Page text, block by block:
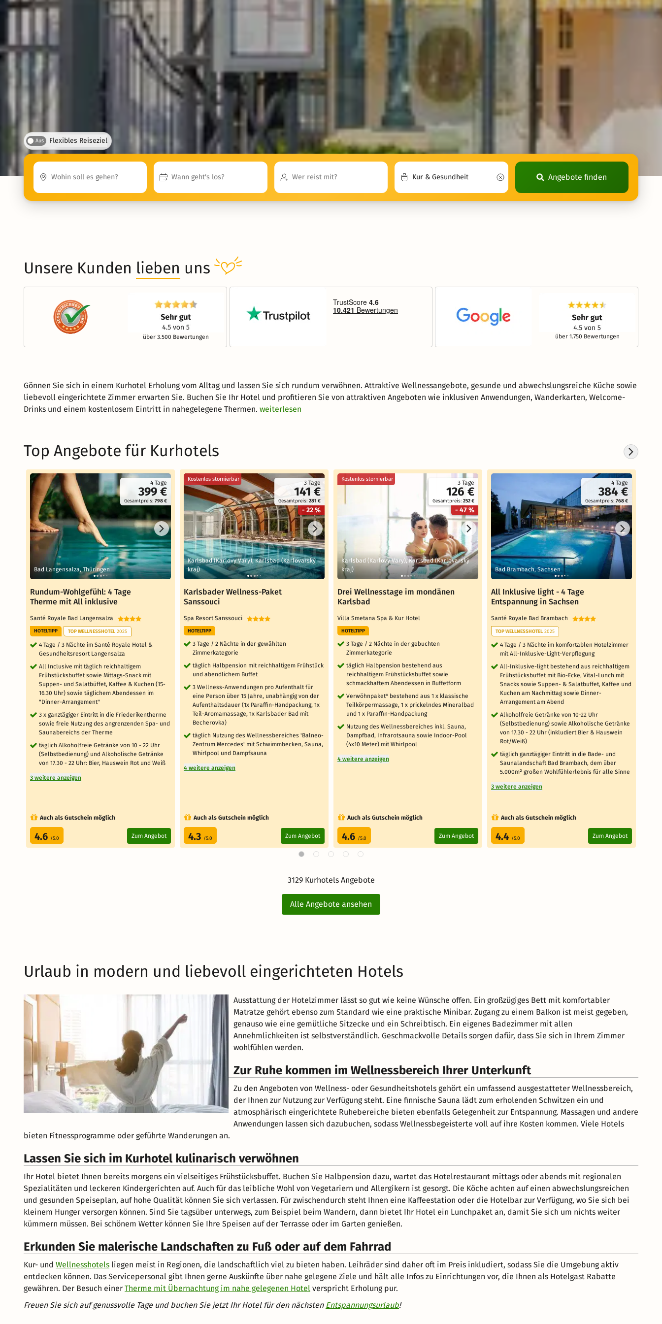
Aus Flexibles Reiseziel
Angebote finden
Unsere Kunden lieben uns
über 3.500 Bewertungen über 1.750 Bewertungen
Gönnen Sie sich in einem Kurhotel Erholung vom Alltag und lassen Sie sich rundum verwöhnen. Attraktive Wellnessangebote, gesunde und abwechslungsreiche Küche sowie
liebevoll eingerichtete Zimmer erwarten Sie. Buchen Sie Ihr Hotel und profitieren Sie von attraktiven Angeboten wie inklusiven Anwendungen, Wanderkarten, Welcome-
Drinks und einem kostenlosem Eintritt in nahegelegene Thermen. weiterlesen
Top Angebote für Kurhotels
4 Tage
399 €
Gesamtpreis: 798 €
Bad Langensalza, Thüringen
Rundum-Wohlgefühl: 4 Tage
Therme mit All inklusive
Santé Royale Bad Langensalza
HOTELTIPP TOP WELLNESSHOTEL 2025
4 Tage / 3 Nächte im Santé Royale Hotel &
Gesundheitsresort Langensalza
All Inclusive mit täglich reichhaltigem
Frühstücksbuffet sowie Mittags-Snack mit
Suppen- und Salatbüffet, Kaffee & Kuchen (15-
16.30 Uhr) sowie täglichem Abendessen im
"Dinner-Arrangement"
3 x ganztägiger Eintritt in die Friederikentherme
sowie freie Nutzung des angrenzenden Spa- und
Saunabereichs der Therme
täglich Alkoholfreie Getränke von 10 - 22 Uhr
(Selbstbedienung) und Alkoholische Getränke
von 17.30 - 22 Uhr: Bier, Hauswein Rot und Weiß
3 weitere anzeigen
Auch als Gutschein möglich
4.6 /5.0 Zum Angebot
3 Tage
141 €
Gesamtpreis: 281 €
- 22 %
Kostenlos stornierbar
Karlsbad (Karlovy Vary), Karlsbad (Karlovarský
kraj)
Karlsbader Wellness-Paket
Sanssouci
Spa Resort Sanssouci
HOTELTIPP
3 Tage / 2 Nächte in der gewählten
Zimmerkategorie
täglich Halbpension mit reichhaltigem Frühstück
und abendlichem Buffet
3 Wellness-Anwendungen pro Aufenthalt für
eine Person über 15 Jahre, unabhängig von der
Aufenthaltsdauer (1x Paraffin-Handpackung, 1x
Teil-Aromamassage, 1x Karlsbader Bad mit
Becherovka)
täglich Nutzung des Wellnessbereiches 'Balneo-
Zentrum Mercedes' mit Schwimmbecken, Sauna,
Whirlpool und Dampfsauna
4 weitere anzeigen
Auch als Gutschein möglich
4.3 /5.0 Zum Angebot
3 Tage
126 €
Gesamtpreis: 252 €
- 47 %
Kostenlos stornierbar
Karlsbad (Karlovy Vary), Karlsbad (Karlovarský
kraj)
Drei Wellnesstage im mondänen
Karlsbad
Villa Smetana Spa & Kur Hotel
HOTELTIPP
3 Tage / 2 Nächte in der gebuchten
Zimmerkategorie
täglich Halbpension bestehend aus
reichhaltigem Frühstücksbuffet sowie
schmackhaftem Abendessen in Buffetform
Verwöhnpaket* bestehend aus 1 x klassische
Teilkörpermassage, 1 x prickelndes Mineralbad
und 1 x Paraffin-Handpackung
Nutzung des Wellnessbereiches inkl. Sauna,
Dampfbad, Infrarotsauna sowie Indoor-Pool
(4x10 Meter) mit Whirlpool
4 weitere anzeigen
Auch als Gutschein möglich
4.6 /5.0 Zum Angebot
4 Tage
384 €
Gesamtpreis: 768 €
Bad Brambach, Sachsen
All Inklusive light - 4 Tage
Entspannung in Sachsen
Santé Royale Bad Brambach
TOP WELLNESSHOTEL 2025
4 Tage / 3 Nächte im komfortablen Hotelzimmer
mit All-Inklusive-Light-Verpflegung
All-Inklusive-light bestehend aus reichhaltigem
Frühstücksbuffet mit Bio-Ecke, Vital-Lunch mit
Snacks sowie Suppen- & Salatbuffet, Kaffee und
Kuchen am Nachmittag sowie Dinner-
Arrangement am Abend
Alkoholfreie Getränke von 10-22 Uhr
(Selbstbedienung) sowie Alkoholische Getränke
von 17.30 - 22 Uhr (inkludiert Bier & Hauswein
Rot/Weiß)
täglich ganztägiger Eintritt in die Bade- und
Saunalandschaft Bad Brambach, dem über
5.000m² großen Wohlfühlerlebnis für alle Sinne
3 weitere anzeigen
Auch als Gutschein möglich
4.4 /5.0 Zum Angebot
3129 Kurhotels Angebote
Alle Angebote ansehen
Urlaub in modern und liebevoll eingerichteten Hotels
Ausstattung der Hotelzimmer lässt so gut wie keine Wünsche offen. Ein großzügiges Bett mit komfortabler
Matratze gehört ebenso zum Standard wie eine praktische Minibar. Zugang zu einem Balkon ist meist gegeben,
genauso wie eine gemütliche Sitzecke und ein Schreibtisch. Ein eigenes Badezimmer mit allen
Annehmlichkeiten ist selbstverständlich. Geschmackvolle Details sorgen dafür, dass Sie sich in Ihrem Zimmer
wohlfühlen werden.
Zur Ruhe kommen im Wellnessbereich Ihrer Unterkunft
Zu den Angeboten von Wellness- oder Gesundheitshotels gehört ein umfassend ausgestatteter Wellnessbereich,
der Ihnen zur Nutzung zur Verfügung steht. Eine finnische Sauna lädt zum erholenden Schwitzen ein und
atmosphärisch eingerichtete Ruhebereiche bieten ebenfalls Gelegenheit zur Entspannung. Massagen und andere
Anwendungen lassen sich dazubuchen, sodass Wellnessbegeisterte voll auf ihre Kosten kommen. Viele Hotels
bieten Fitnessprogramme oder geführte Wanderungen an.
Lassen Sie sich im Kurhotel kulinarisch verwöhnen
Ihr Hotel bietet Ihnen bereits morgens ein vielseitiges Frühstücksbuffet. Buchen Sie Halbpension dazu, wartet das Hotelrestaurant mittags oder abends mit regionalen
Spezialitäten und leckeren Kindergerichten auf. Auch für das leibliche Wohl von Vegetariern und Allergikern ist gesorgt. Die Köche achten auf einen abwechslungsreichen
und gesunden Speiseplan, auf hohe Qualität können Sie sich verlassen. Für zwischendurch steht Ihnen eine Kaffeestation oder die Hotelbar zur Verfügung, wo Sie sich bei
kleinem Hunger versorgen können. Sind Sie tagsüber unterwegs, zum Beispiel beim Wandern, dann bietet Ihr Hotel ein Lunchpaket an, damit Sie sich um nichts weiter
kümmern müssen. Bei schönem Wetter können Sie Ihre Speisen auf der Terrasse oder im Garten genießen.
Erkunden Sie malerische Landschaften zu Fuß oder auf dem Fahrrad
Kur- und Wellnesshotels liegen meist in Regionen, die landschaftlich viel zu bieten haben. Leihräder sind daher oft im Preis inkludiert, sodass Sie die Umgebung aktiv
entdecken können. Das Servicepersonal gibt Ihnen gerne Auskünfte über nahe gelegene Ziele und hält alle Infos zu Einrichtungen vor, die Ihnen als Hotelgast Rabatte
gewähren. Der Besuch einer Therme mit Übernachtung im nahe gelegenen Hotel verspricht Erholung pur.
Freuen Sie sich auf genussvolle Tage und buchen Sie jetzt Ihr Hotel für den nächsten Entspannungsurlaub!